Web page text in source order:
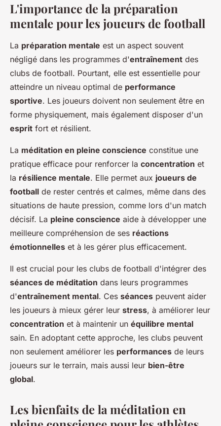
L'importance de la préparation
mentale pour les joueurs de football
La préparation mentale est un aspect souvent
négligé dans les programmes d'entraînement des
clubs de football. Pourtant, elle est essentielle pour
atteindre un niveau optimal de performance
sportive. Les joueurs doivent non seulement être en
forme physiquement, mais également disposer d'un
esprit fort et résilient.
La méditation en pleine conscience constitue une
pratique efficace pour renforcer la concentration et
la résilience mentale. Elle permet aux joueurs de
football de rester centrés et calmes, même dans des
situations de haute pression, comme lors d'un match
décisif. La pleine conscience aide à développer une
meilleure compréhension de ses réactions
émotionnelles et à les gérer plus efficacement.
Il est crucial pour les clubs de football d'intégrer des
séances de méditation dans leurs programmes
d'entraînement mental. Ces séances peuvent aider
les joueurs à mieux gérer leur stress, à améliorer leur
concentration et à maintenir un équilibre mental
sain. En adoptant cette approche, les clubs peuvent
non seulement améliorer les performances de leurs
joueurs sur le terrain, mais aussi leur bien-être
global.
Les bienfaits de la méditation en